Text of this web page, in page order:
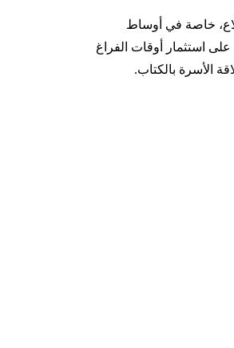
خاصة في أوساط
استثمار أوقات الفراغ
الأسرة بالكتاب.